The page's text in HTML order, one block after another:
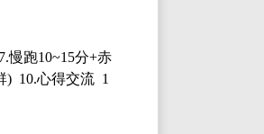
慢跑10~15分+赤
) 10.心得交流 1